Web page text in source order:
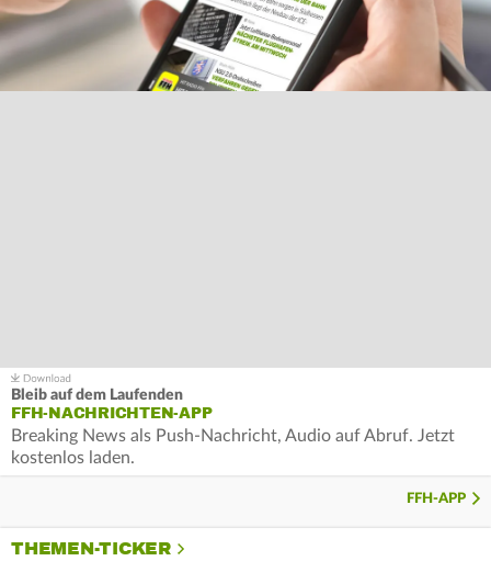
Bleib auf dem Laufenden
FFH-NACHRICHTEN-APP
Breaking News als Push-Nachricht, Audio auf Abruf. Jetzt
kostenlos laden.
FFH-APP
THEMEN-TICKER